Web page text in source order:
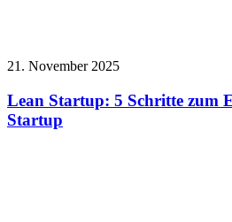
21. November 2025
Lean Startup: 5 Schritte zum
Startup